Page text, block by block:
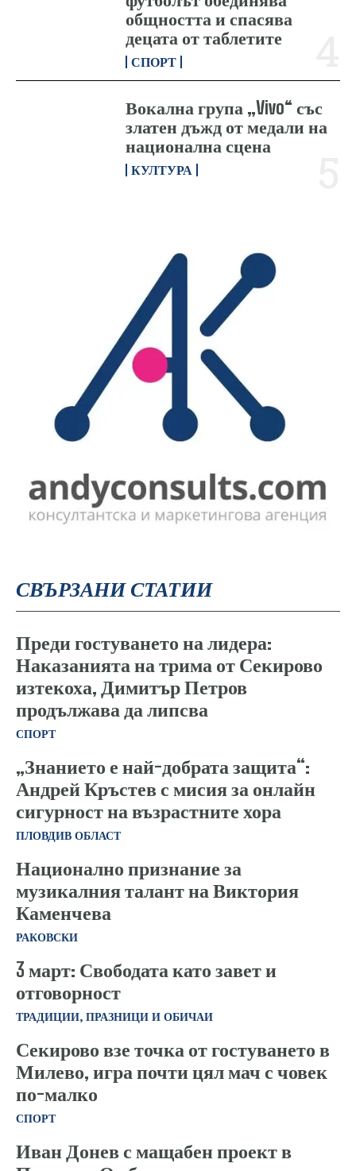
общността и спасява
децата от таблетите
СПОРТ
Вокална група „Vivo“ със
златен дъжд от медали на
национална сцена
КУЛТУРА
СВЪРЗАНИ СТАТИИ
Преди гостуването на лидера:
Наказанията на трима от Секирово
изтекоха, Димитър Петров
продължава да липсва
СПОРТ
„Знанието е най-добрата защита“:
Андрей Кръстев с мисия за онлайн
сигурност на възрастните хора
ПЛОВДИВ ОБЛАСТ
Национално признание за
музикалния талант на Виктория
Каменчева
РАКОВСКИ
3 март: Свободата като завет и
отговорност
ТРАДИЦИИ, ПРАЗНИЦИ И ОБИЧАИ
Секирово взе точка от гостуването в
Милево, игра почти цял мач с човек
по-малко
СПОРТ
Иван Донев с мащабен проект в